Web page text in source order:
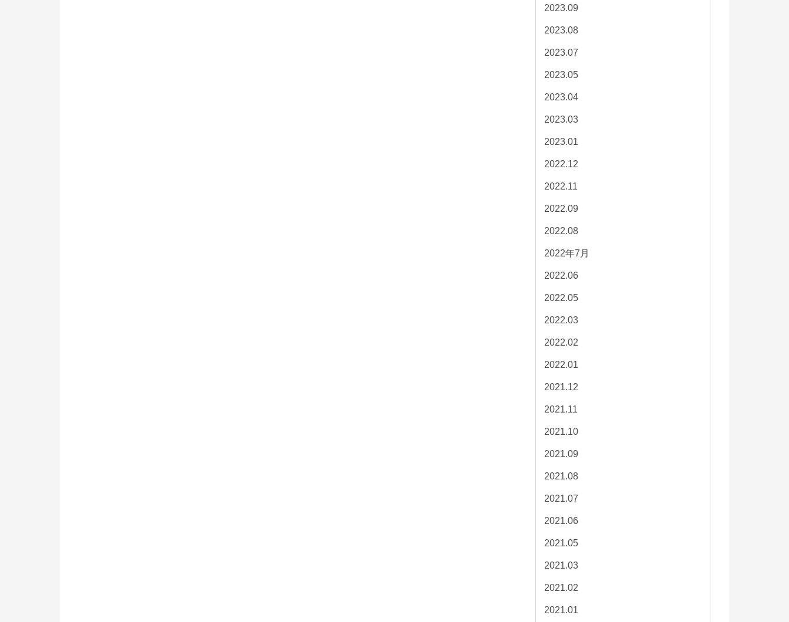
2023.09
2023.08
2023.07
2023.05
2023.04
2023.03
2023.01
2022.12
2022.11
2022.09
2022.08
2022年7月
2022.06
2022.05
2022.03
2022.02
2022.01
2021.12
2021.11
2021.10
2021.09
2021.08
2021.07
2021.06
2021.05
2021.03
2021.02
2021.01